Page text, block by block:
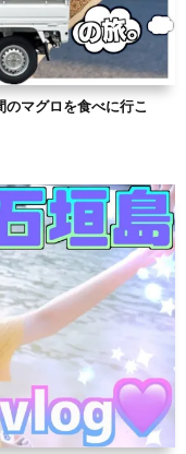
のマグロを食べに行こ